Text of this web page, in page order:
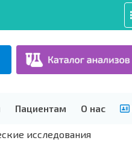
Пациентам О нас
исследования